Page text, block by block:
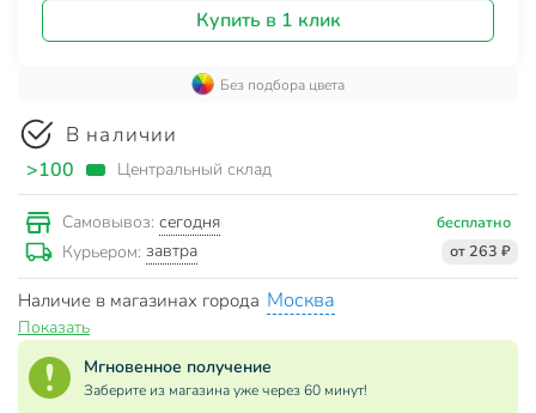
Купить в 1 клик
Без подбора цвета
В наличии
>100 Центральный склад
Самовывоз: сегодня бесплатно
Курьером: завтра от 263 ₽
Наличие в магазинах города Москва
Показать
Мгновенное получение
Заберите из магазина уже через 60 минут!